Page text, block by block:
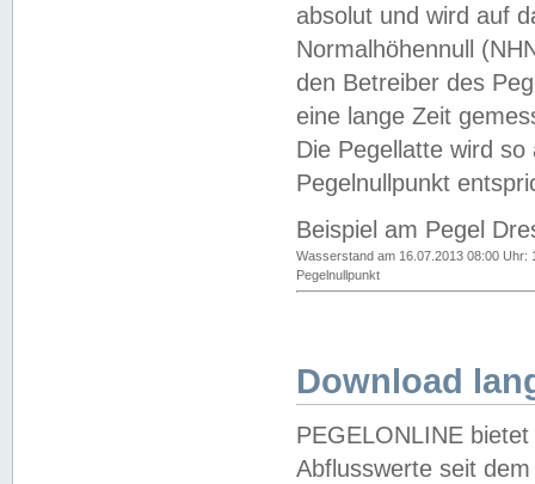
absolut und wird auf
Normalhöhennull
den Betreiber des
eine lange Zeit
Die Pegellatte wird
Pegelnullpunkt
Beispiel am Pegel
Wasserstand am 16.07.2013 08:00 Uhr:
Pegelnullpunkt
Download
PEGELONLINE
Abflusswerte seit